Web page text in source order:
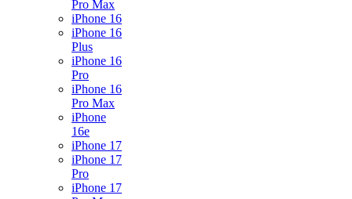
Pro Max
iPhone 16
iPhone 16
Plus
iPhone 16
Pro
iPhone 16
Pro Max
iPhone
16e
iPhone 17
iPhone 17
Pro
iPhone 17